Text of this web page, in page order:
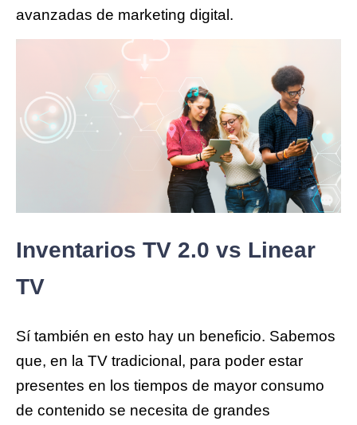
avanzadas de marketing digital.
Inventarios TV 2.0 vs Linear
TV
Sí también en esto hay un beneficio. Sabemos
que, en la TV tradicional, para poder estar
presentes en los tiempos de mayor consumo
de contenido se necesita de grandes